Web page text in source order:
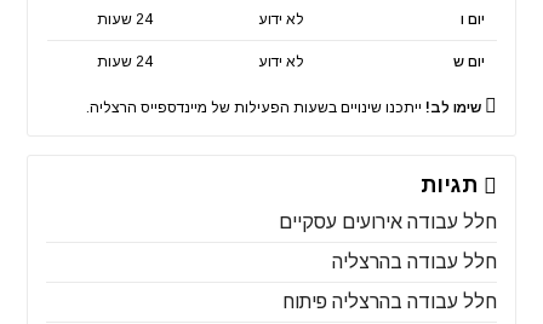
יום ו לא ידוע 24 שעות
יום ש לא ידוע 24 שעות
שימו לב! ייתכנו שינויים בשעות הפעילות של מיינדספייס הרצליה.
תגיות
חלל עבודה אירועים עסקיים
חלל עבודה בהרצליה
חלל עבודה בהרצליה פיתוח